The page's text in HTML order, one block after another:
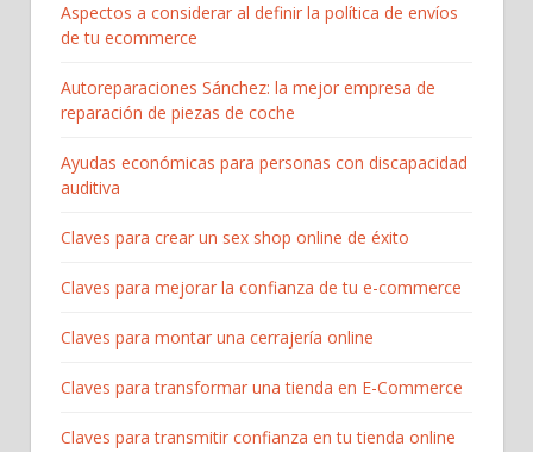
Aspectos a considerar al definir la política de envíos
de tu ecommerce
Autoreparaciones Sánchez: la mejor empresa de
reparación de piezas de coche
Ayudas económicas para personas con discapacidad
auditiva
Claves para crear un sex shop online de éxito
Claves para mejorar la confianza de tu e-commerce
Claves para montar una cerrajería online
Claves para transformar una tienda en E-Commerce
Claves para transmitir confianza en tu tienda online